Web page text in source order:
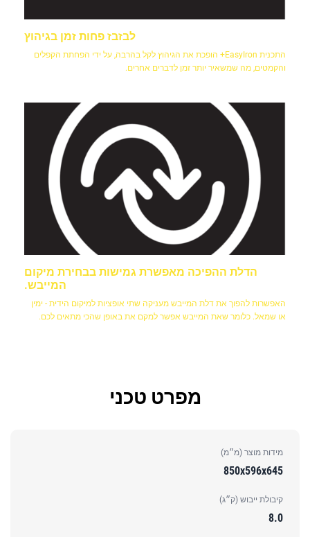
לבזבז פחות זמן בגיהוץ
התכנית EasyIron+ הופכת את הגיהוץ לקל בהרבה, על ידי הפחתת הקפלים
והקמטים, מה שמשאיר יותר זמן לדברים אחרים.
הדלת ההפיכה מאפשרת גמישות בבחירת מיקום
המייבש.
האפשרות להפוך את דלת המייבש מעניקה שתי אופציות למיקום הידית - ימין
או שמאל. כלומר שאת המייבש אפשר למקם את באופן שהכי מתאים לכם.
מפרט טכני
מידות מוצר (מ״מ)
850x596x645
קיבולת ייבוש (ק״ג)
8.0